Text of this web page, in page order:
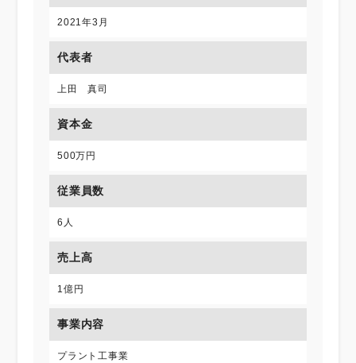
2021年3月
代表者
上田 真司
資本金
500万円
従業員数
6人
売上高
1億円
事業内容
プラント工事業